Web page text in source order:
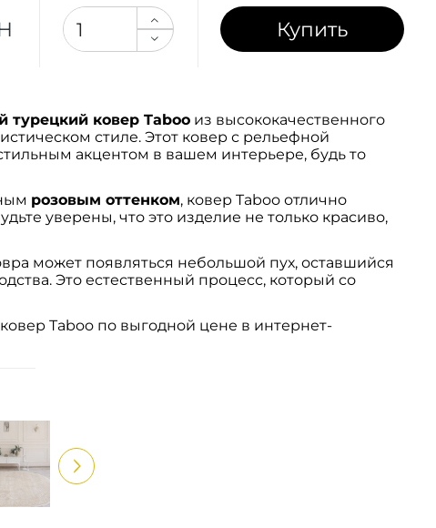
Купить
турецкий ковер Tabooиз высококачественного
стиле. Этот ковер с рельефной
акцентом в вашем интерьере, будь то
розовым оттенком, ковер Taboo отлично
уверены, что это изделие не только красиво,
может появляться небольшой пух, оставшийся
Это естественный процесс, который со
Taboo по выгодной цене в интернет-